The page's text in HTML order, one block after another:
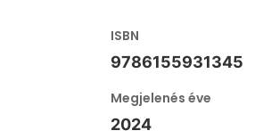
ISBN
9786155931345
Megjelenés éve
2024